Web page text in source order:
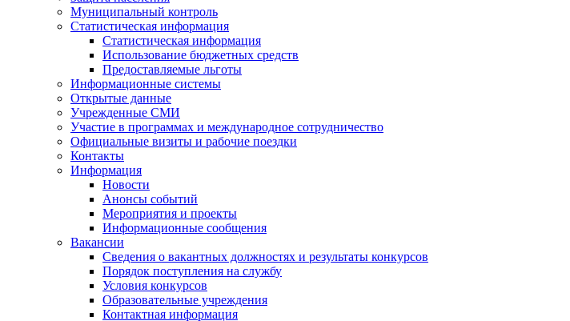
Муниципальный контроль
Статистическая информация
Статистическая информация
Использование бюджетных средств
Предоставляемые льготы
Информационные системы
Открытые данные
Учрежденные СМИ
Участие в программах и международное сотрудничество
Официальные визиты и рабочие поездки
Контакты
Информация
Новости
Анонсы событий
Мероприятия и проекты
Информационные сообщения
Вакансии
Сведения о вакантных должностях и результаты конкурсов
Порядок поступления на службу
Условия конкурсов
Образовательные учреждения
Контактная информация